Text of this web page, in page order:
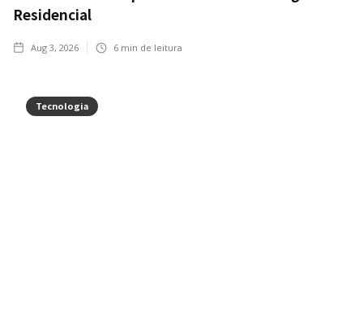
Residencial
Aug 3, 2026 6 min de leitura
Tecnologia